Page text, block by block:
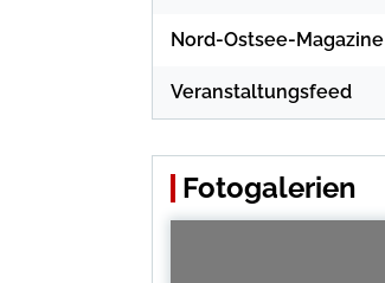
Nord-Ostsee-Magazine
Veranstaltungsfeed
Fotogalerien